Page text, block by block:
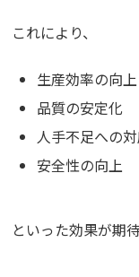
これにより、
生産効率の向上
品質の安定化
人手不足への
安全性の向上
といった効果が期